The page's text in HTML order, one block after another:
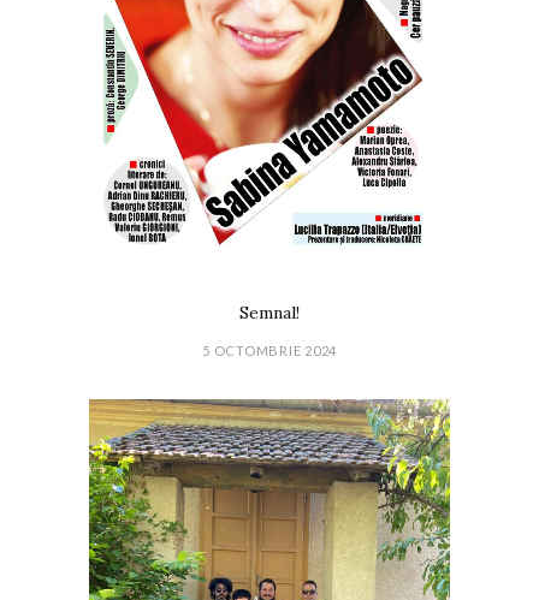
Semnal!
5 OCTOMBRIE 2024